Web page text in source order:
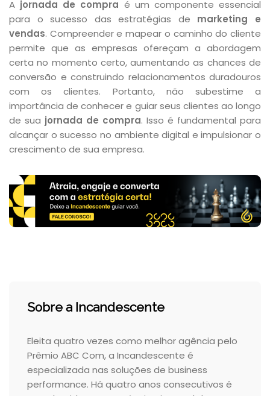
A jornada de compra é um componente essencial
para o sucesso das estratégias de marketing e
vendas. Compreender e mapear o caminho do cliente
permite que as empresas ofereçam a abordagem
certa no momento certo, aumentando as chances de
conversão e construindo relacionamentos duradouros
com os clientes. Portanto, não subestime a
importância de conhecer e guiar seus clientes ao longo
de sua jornada de compra. Isso é fundamental para
alcançar o sucesso no ambiente digital e impulsionar o
crescimento de sua empresa.
Sobre a Incandescente
Eleita quatro vezes como melhor agência pelo
Prêmio ABC Com, a Incandescente é
especializada nas soluções de business
performance. Há quatro anos consecutivos é